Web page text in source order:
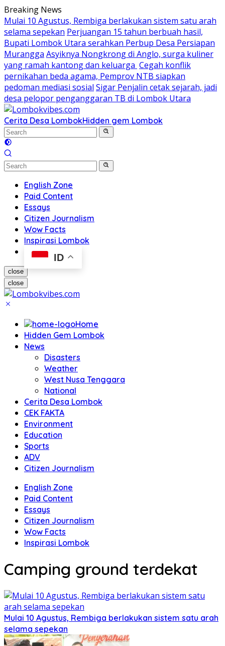
Skip
to
content
Breaking News
Mulai 10 Agustus, Rembiga berlakukan sistem satu arah
selama sepekan Perjuangan 15 tahun berbuah hasil,
Bupati Lombok Utara serahkan Perbup Desa Persiapan
Murangga Asyiknya Nongkrong di Anglo, surga kuliner
yang ramah kantong dan keluarga Cegah konflik
pernikahan beda agama, Pemprov NTB siapkan
pedoman mediasi sosial Sigar Penjalin cetak sejarah, jadi
desa pelopor penganggaran TB di Lombok Utara
Cerita Desa LombokHidden gem Lombok
English Zone
Paid Content
Essays
Citizen Journalism
Wow Facts
Inspirasi Lombok
ID
close
close
Home
Hidden Gem Lombok
News
Disasters
Weather
West Nusa Tenggara
National
Cerita Desa Lombok
CEK FAKTA
Environment
Education
Sports
ADV
Citizen Journalism
English Zone
Paid Content
Essays
Citizen Journalism
Wow Facts
Inspirasi Lombok
Camping ground terdekat
Mulai 10 Agustus, Rembiga berlakukan sistem satu arah
selama sepekan